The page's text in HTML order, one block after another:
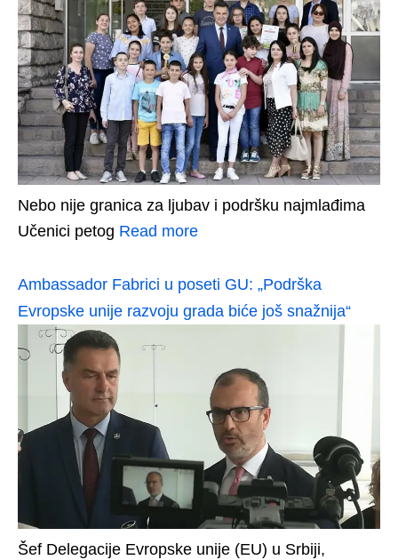
Nebo nije granica za ljubav i podršku najmlađima
Učenici petog Read more
Ambassador Fabrici u poseti GU: „Podrška
Evropske unije razvoju grada biće još snažnija“
Šef Delegacije Evropske unije (EU) u Srbiji,